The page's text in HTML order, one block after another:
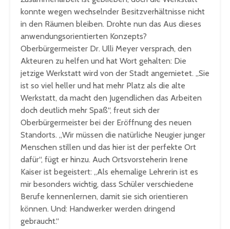
konnte wegen wechselnder Besitzverhältnisse nicht
in den Räumen bleiben. Drohte nun das Aus dieses
anwendungsorientierten Konzepts?
Oberbürgermeister Dr. Ulli Meyer versprach, den
Akteuren zu helfen und hat Wort gehalten: Die
jetzige Werkstatt wird von der Stadt angemietet. „Sie
ist so viel heller und hat mehr Platz als die alte
Werkstatt, da macht den Jugendlichen das Arbeiten
doch deutlich mehr Spaß“, freut sich der
Oberbürgermeister bei der Eröffnung des neuen
Standorts. „Wir müssen die natürliche Neugier junger
Menschen stillen und das hier ist der perfekte Ort
dafür“, fügt er hinzu. Auch Ortsvorsteherin Irene
Kaiser ist begeistert: „Als ehemalige Lehrerin ist es
mir besonders wichtig, dass Schüler verschiedene
Berufe kennenlernen, damit sie sich orientieren
können. Und: Handwerker werden dringend
gebraucht.“